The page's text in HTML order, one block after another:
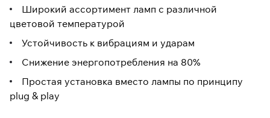
Широкий ассортимент ламп с различной
цветовой температурой
Устойчивость к вибрациям и ударам
Снижение энергопотребления на 80%
Простая установка вместо лампы по принципу
plug & play